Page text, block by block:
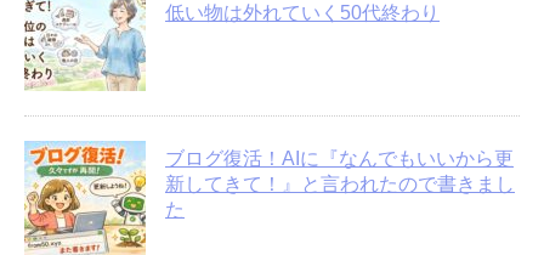
低い物は外れていく50代終わり
ブログ復活！AIに『なんでもいいから更
新してきて！』と言われたので書きまし
た